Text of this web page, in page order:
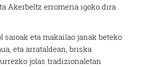
Akerbeltz erromeria igoko dira
saioak eta makailao janak beteko
eta arrataldean, briska
jolas tradizionaletan